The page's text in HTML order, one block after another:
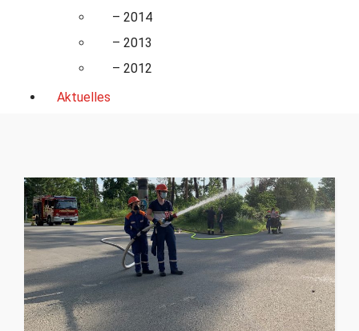
– 2014
– 2013
– 2012
Aktuelles